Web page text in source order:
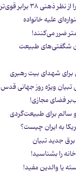
۳۸ برابر قوی‌تر کنیم؟
ضرر می‌کنند!
شگفتی‌های طبیعت
برای شهدای بیت رهبری
ویژه روز جهانی قدس
فضای مجازی!
به ایران چیست؟
برق جدید تبیان
را بشناسید!
یا والدین مفید!